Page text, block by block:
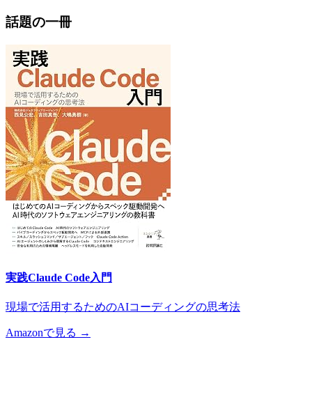
話題の一冊
実践Claude Code入門
現場で活用するためのAIコーディングの思考法
Amazonで見る →